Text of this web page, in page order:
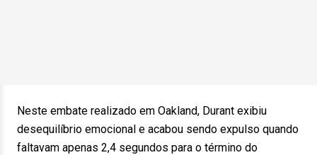
Neste embate realizado em Oakland, Durant exibiu
desequilíbrio emocional e acabou sendo expulso quando
faltavam apenas 2,4 segundos para o término do